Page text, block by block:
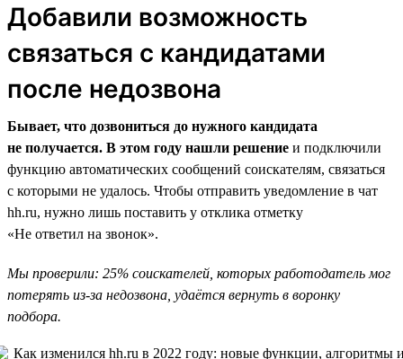
Добавили возможность
связаться с кандидатами
после недозвона
Бывает, что дозвониться до нужного кандидата
не получается. В этом году нашли решение и подключили
функцию автоматических сообщений соискателям, связаться
с которыми не удалось. Чтобы отправить уведомление в чат
hh.ru, нужно лишь поставить у отклика отметку
«Не ответил на звонок».
Мы проверили: 25% соискателей, которых работодатель мог
потерять из-за недозвона, удаётся вернуть в воронку
подбора.